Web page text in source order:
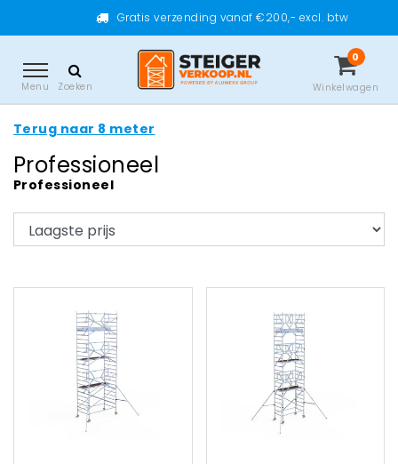
Gratis verzending vanaf €200,- excl. btw
Menu Zoeken
0
Winkelwagen
Terug naar 8 meter
Professioneel
Professioneel